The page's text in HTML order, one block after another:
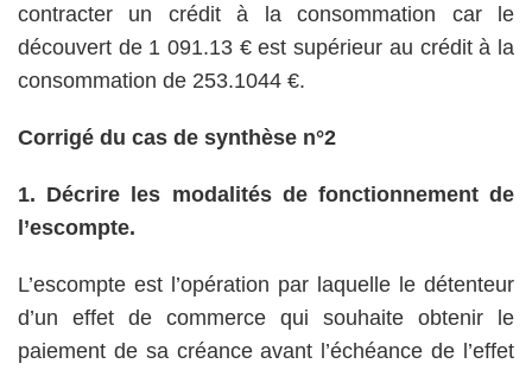
contracter un crédit à la consommation car le
découvert de 1 091.13 € est supérieur au crédit à la
consommation de 253.1044 €.
Corrigé du cas de synthèse n°2
1. Décrire les modalités de fonctionnement de
l’escompte.
L’escompte est l’opération par laquelle le détenteur
d’un effet de commerce qui souhaite obtenir le
paiement de sa créance avant l’échéance de l’effet